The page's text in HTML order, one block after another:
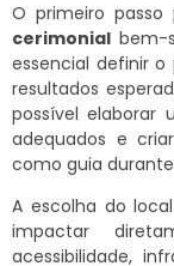
O primeiro passo
cerimonial bem-
essencial definir
resultados
possível elaborar
adequados e
como guia
A escolha do
impactar
acessibilidade,